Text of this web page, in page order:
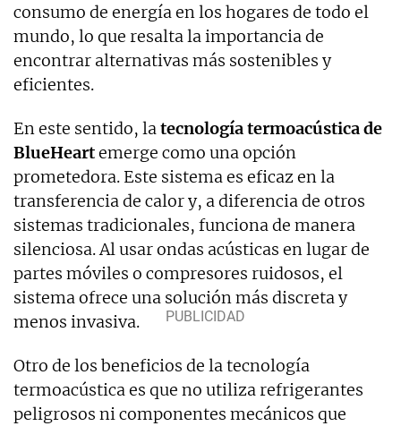
consumo de energía en los hogares de todo el
mundo, lo que resalta la importancia de
encontrar alternativas más sostenibles y
eficientes.
En este sentido, latecnología termoacústica de
BlueHeartemerge como una opción
prometedora. Este sistema es eficaz en la
transferencia de calor y, a diferencia de otros
sistemas tradicionales, funciona de manera
silenciosa. Al usar ondas acústicas en lugar de
partes móviles o compresores ruidosos, el
sistema ofrece una solución más discreta y
menos invasiva.
Otro de los beneficios de la tecnología
termoacústica es que no utiliza refrigerantes
peligrosos ni componentes mecánicos que